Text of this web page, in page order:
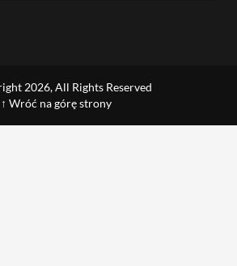
2026, All Rights Reserved
↑ Wróć na górę strony